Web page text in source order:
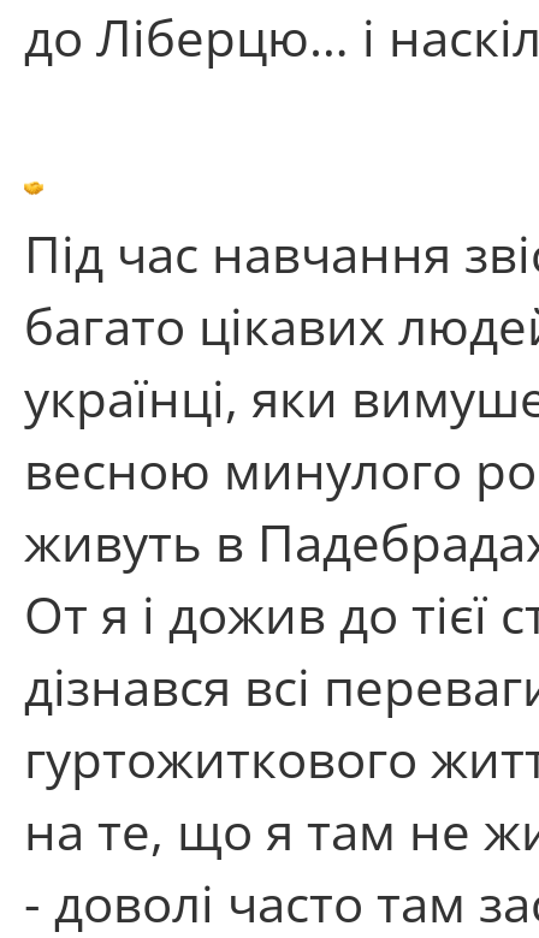
до Ліберцю… і
Під час навчання
багато цікавих
українці, яки
весною минулого
живуть в
От я і дожив до тієї
дізнався всі
гуртожиткового
на те, що я там не
- доволі часто там